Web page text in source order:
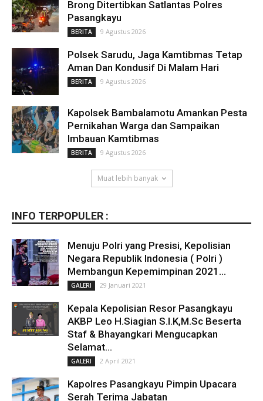
Brong Ditertibkan Satlantas Polres
Pasangkayu
BERITA 9 Agustus 2026
Polsek Sarudu, Jaga Kamtibmas Tetap
Aman Dan Kondusif Di Malam Hari
BERITA 9 Agustus 2026
Kapolsek Bambalamotu Amankan Pesta
Pernikahan Warga dan Sampaikan
Imbauan Kamtibmas
BERITA 9 Agustus 2026
Muat lebih banyak
INFO TERPOPULER :
Menuju Polri yang Presisi, Kepolisian
Negara Republik Indonesia ( Polri )
Membangun Kepemimpinan 2021...
GALERI 29 Januari 2021
Kepala Kepolisian Resor Pasangkayu
AKBP Leo H.Siagian S.I.K,M.Sc Beserta
Staf & Bhayangkari Mengucapkan
Selamat...
GALERI 2 April 2021
Kapolres Pasangkayu Pimpin Upacara
Serah Terima Jabatan